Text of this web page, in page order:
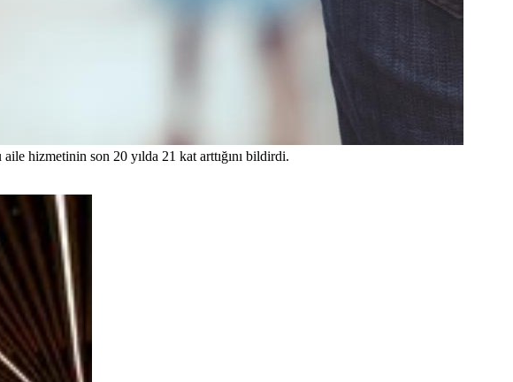
hizmetinin son 20 yılda 21 kat arttığını bildirdi.